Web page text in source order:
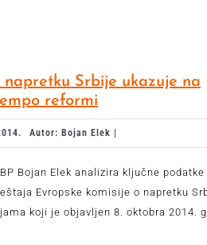
napretku Srbije ukazuje na
reformi
Autor: Bojan Elek |
Bojan Elek analizira ključne podatke
Evropske komisije o napretku
koji je objavljen 8. oktobra 2014.